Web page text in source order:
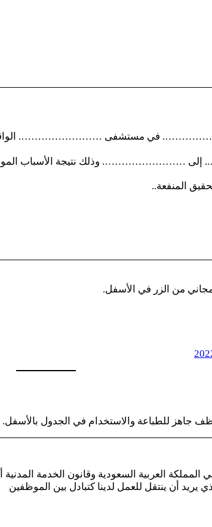
…………………. في مستشفى …………………….
إلى ……………………. وذلك نتيجة
المنفعة..
من الزر في الأسفل.
جاهز للطباعة والاستخدام في الجدول بالأسفل.
العربية السعودية وقانون الخدمة
يريد أن ينتقل للعمل لدينا كتبادل بين الموظفين